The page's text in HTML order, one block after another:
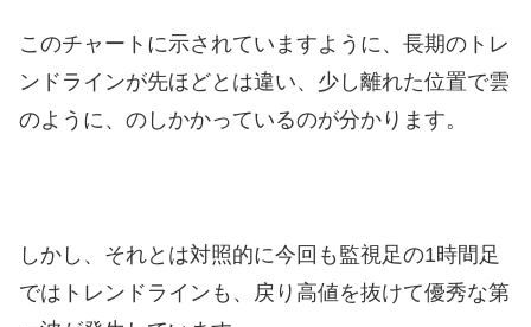
このチャートに示されていますように、長期のトレ
ンドラインが先ほどとは違い、少し離れた位置で雲
のように、のしかかっているのが分かります。
しかし、それとは対照的に今回も監視足の1時間足
ではトレンドラインも、戻り高値を抜けて優秀な第